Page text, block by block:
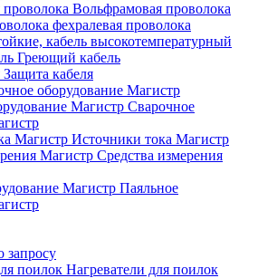
Вольфрамовая проволока
фехралевая проволока
кабель высокотемпературный
Греющий кабель
Защита кабеля
оборудование Магистр
Сварочное
Источники тока Магистр
Средства измерения
Паяльное
запросу
Нагреватели для поилок